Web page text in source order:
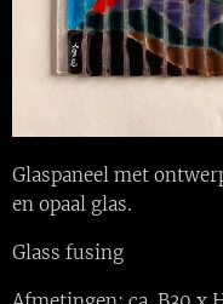
Glaspaneel met
en opaal glas.
Glass fusing